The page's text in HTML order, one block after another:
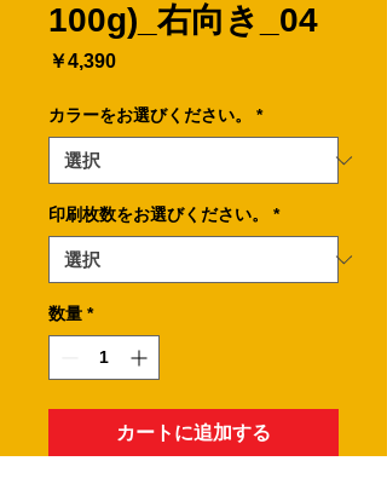
100g)_右向き_04
￥4,390価
カラーをお選びください。 *
印刷枚数をお選びください。 *
数量 *
カートに追加する